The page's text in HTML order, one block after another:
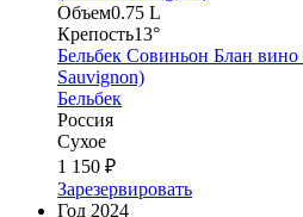
Объем0.75 L
Крепость13°
Бельбек Совиньон Блан вино
Sauvignon)
Бельбек
Россия
Сухое
1 150 ₽
Зарезервировать
Год 2024